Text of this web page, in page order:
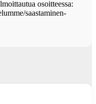
osoitteessa:
saastaminen-